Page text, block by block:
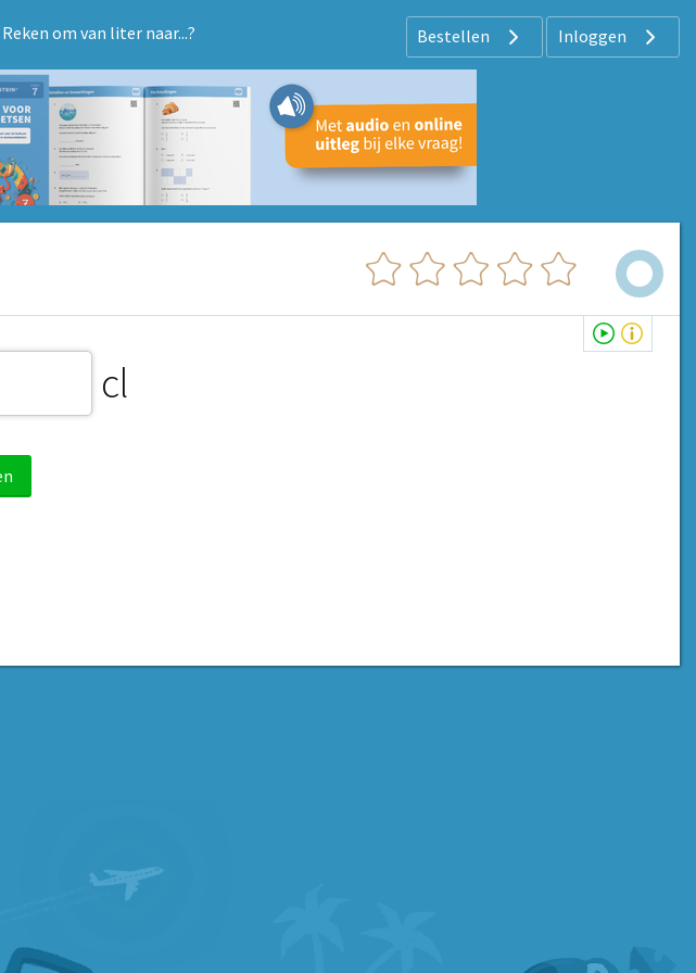
Reken om van liter naar...? Bestellen Inloggen
cl